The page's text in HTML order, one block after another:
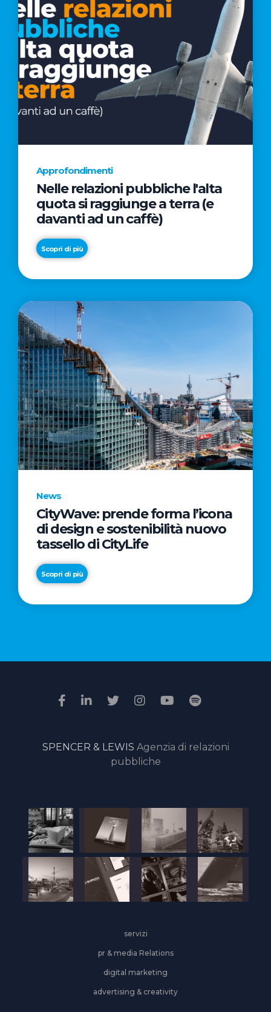
Approfondimenti
Nelle relazioni pubbliche l'alta
quota si raggiunge a terra (e
davanti ad un caffè)
Scopri di più
News
CityWave: prende forma l’icona
di design e sostenibilità nuovo
tassello di CityLife
Scopri di più
News
“Passione
il
della
giuria
online
SPENCER & LEWIS Agenzia di relazioni
pubbliche
servizi
pr & media Relations
digital marketing
advertising & creativity